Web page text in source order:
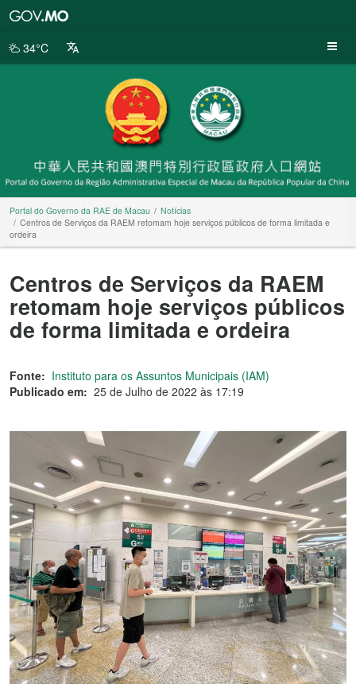
da
34°C
Portal do Governo da RAE de Macau
Notícias
Centros de Serviços da RAEM retomam hoje serviços públicos de forma limitada e
ordeira
Centros de Serviços da RAEM
retomam hoje serviços públicos
de forma limitada e ordeira
Fonte: Instituto para os Assuntos Municipais (IAM)
Publicado em: 25 de Julho de 2022 às 17:19